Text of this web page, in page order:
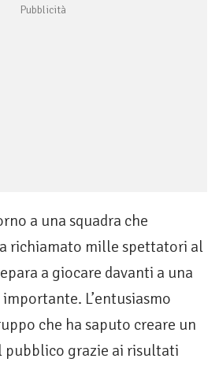
a una squadra che
richiamato mille spettatori al
a giocare davanti a una
L’entusiasmo
che ha saputo creare un
pubblico grazie ai risultati